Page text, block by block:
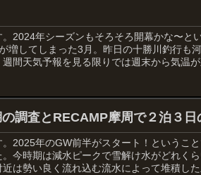
2024年シーズンもそろそろ開幕かな〜と
増してしまった3月。昨日の十勝川釣行も
間天気予報を見る限りでは週末から気温
調査とRECAMP摩周で２泊３日
。2025年のGW前半がスタート！というこ
今時期は減水ピークで雪解け水がどれく
は勢い良く流れ込む流水によって堆積した